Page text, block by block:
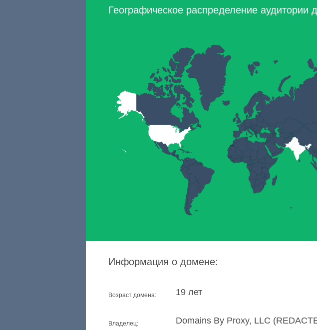
Географическое распределение аудитории
Информация о домене:
Возраст домена: 19 лет
Владелец: Domains By Proxy, LLC